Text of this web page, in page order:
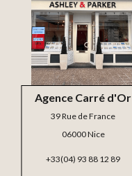
Agence Carré d'Or
39 Rue de France
06000 Nice
+33(04) 93 88 12 89